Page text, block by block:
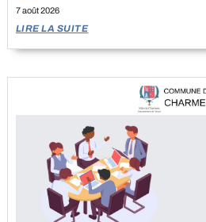
7 août 2026
LIRE LA SUITE